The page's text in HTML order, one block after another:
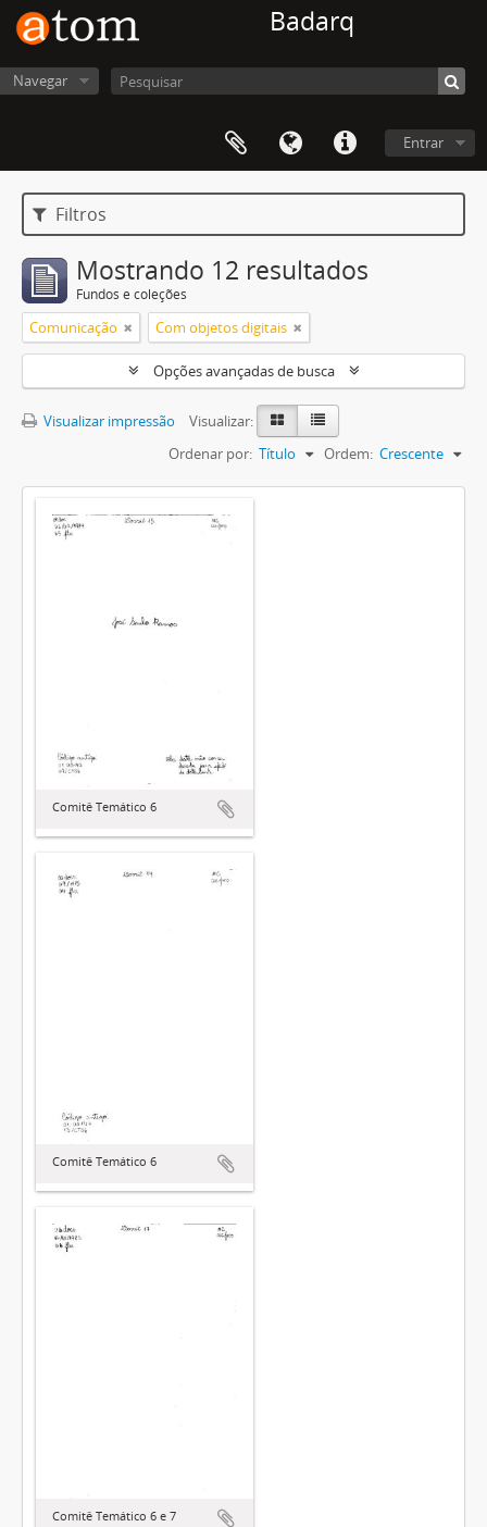
Badarq
Navegar
Entrar
Filtros
Mostrando 12 resultados
Fundos e coleções
Comunicação Com objetos digitais
Opções avançadas de busca
Visualizar impressão
Visualizar:
Ordenar por: Título Ordem: Crescente
Comitê Temático 6
Comitê Temático 6
Comitê Temático 6 e 7